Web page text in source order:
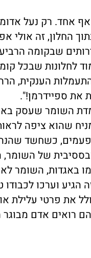
החלון, זה אולי
שבקומה
לחלונות שבכל
הענקית,
את ספיידרמן!".
השומר שעסק
שהוא ציפה
כשחשד שהנה
של השומר,
באגדות, השומר
וערכו לכבודו
את פרטי עלילת
רואים אדם